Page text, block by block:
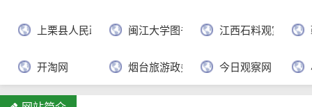
上栗县人民政府 闽江大学图书馆 江西石料观赏网
开淘网 烟台旅游政务网 今日观察网